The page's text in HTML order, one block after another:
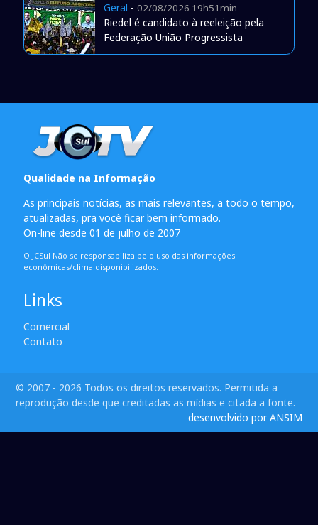
Geral - 02/08/2026 19h51min
Riedel é candidato à reeleição pela
Federação União Progressista
Qualidade na Informação
As principais notícias, as mais relevantes, a todo o tempo,
atualizadas, pra você ficar bem informado.
On-line desde 01 de julho de 2007
O JCSul Não se responsabiliza pelo uso das informações
econômicas/clima disponibilizados.
Links
Comercial
Contato
© 2007 - 2026 Todos os direitos reservados. Permitida a
reprodução desde que creditadas as mídias e citada a fonte.
desenvolvido por ANSIM